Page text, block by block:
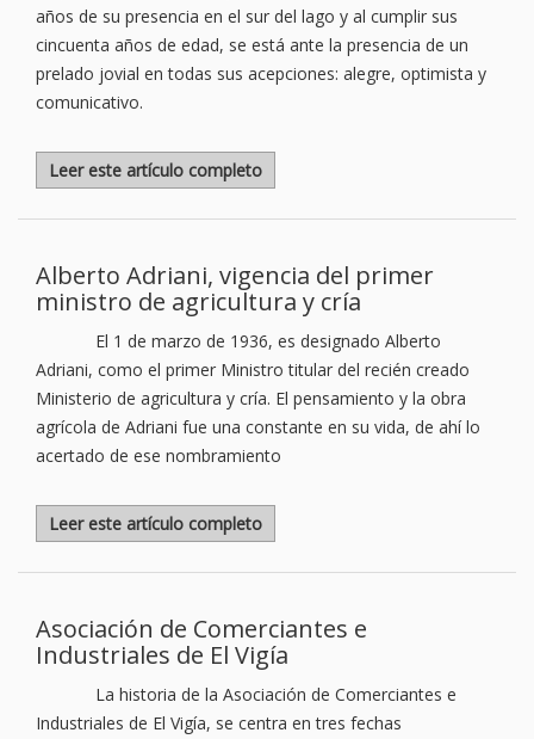
años de su presencia en el sur del lago y al cumplir sus
cincuenta años de edad, se está ante la presencia de un
prelado jovial en todas sus acepciones: alegre, optimista y
comunicativo.
Leer este artículo completo
Alberto Adriani, vigencia del primer
ministro de agricultura y cría
El 1 de marzo de 1936, es designado Alberto
Adriani, como el primer Ministro titular del recién creado
Ministerio de agricultura y cría. El pensamiento y la obra
agrícola de Adriani fue una constante en su vida, de ahí lo
acertado de ese nombramiento
Leer este artículo completo
Asociación de Comerciantes e
Industriales de El Vigía
La historia de la Asociación de Comerciantes e
Industriales de El Vigía, se centra en tres fechas